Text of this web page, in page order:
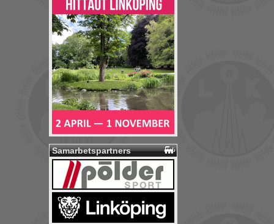
Samarbetspartners